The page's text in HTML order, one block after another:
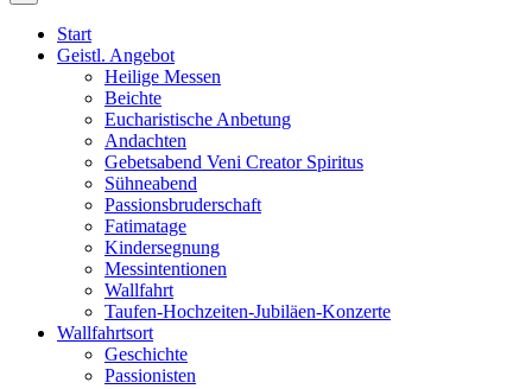
Start
Geistl. Angebot
Heilige Messen
Beichte
Eucharistische Anbetung
Andachten
Gebetsabend Veni Creator Spiritus
Sühneabend
Passionsbruderschaft
Fatimatage
Kindersegnung
Messintentionen
Wallfahrt
Taufen-Hochzeiten-Jubiläen-Konzerte
Wallfahrtsort
Geschichte
Passionisten